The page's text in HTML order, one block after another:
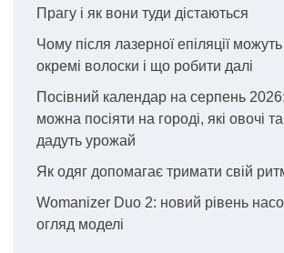
Прагу і як вони туди дістаються
Чому після лазерної епіляції
окремі волоски і що робити далі
Посівний календар на серпень
можна посіяти на городі, які овочі
дадуть урожай
Як одяг допомагає тримати свій
Womanizer Duo 2: новий рівень
огляд моделі